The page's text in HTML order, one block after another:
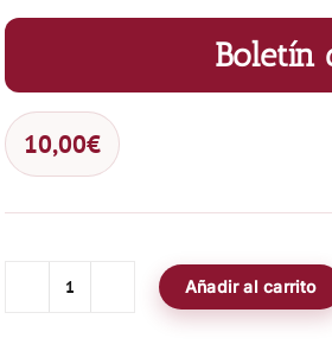
Boletín
10,00€
Boletín
Añadir al carrito